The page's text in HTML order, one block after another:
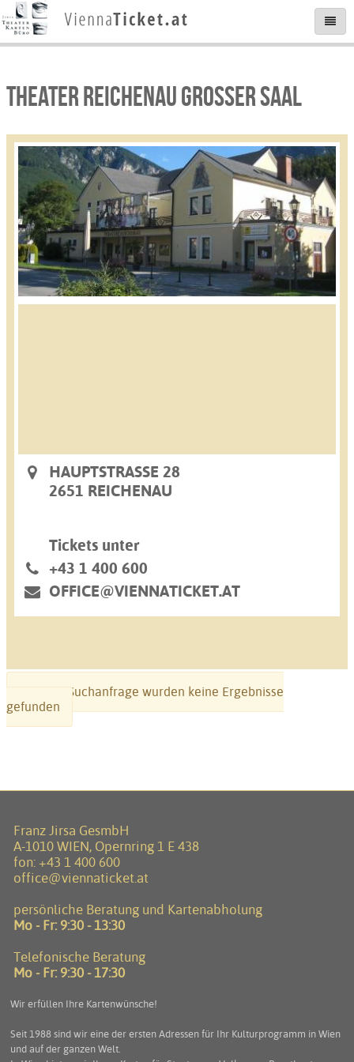
THEATER REICHENAU GROSSER SAAL
HAUPTSTRASSE 28
2651 REICHENAU
Tickets unter
+43 1 400 600
OFFICE@VIENNATICKET.AT
Zu Ihrer Suchanfrage wurden keine Ergebnisse
gefunden
Franz Jirsa GesmbH
A-1010 WIEN, Opernring 1 E 438
fon: +43 1 400 600
office@viennaticket.at
persönliche Beratung und Kartenabholung
Mo - Fr: 9:30 - 13:30
Telefonische Beratung
Mo - Fr: 9:30 - 17:30
Wir erfüllen Ihre Kartenwünsche!
Seit 1988 sind wir eine der ersten Adressen für Ihr Kulturprogramm in Wien
und auf der ganzen Welt.